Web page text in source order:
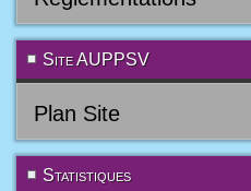
Site AUPPSV
Plan Site
Statistiques